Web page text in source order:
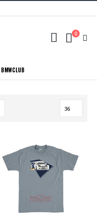
0
BMWCLUB